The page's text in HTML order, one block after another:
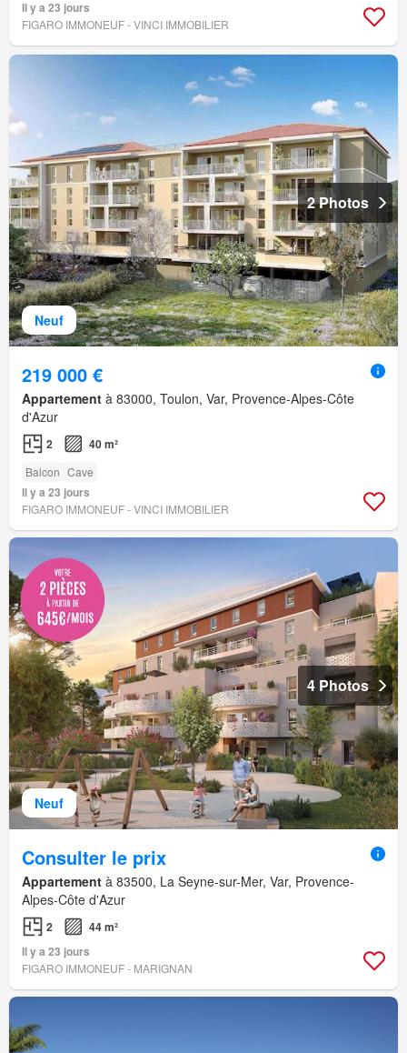
Il y a 23 jours
FIGARO IMMONEUF - VINCI IMMOBILIER
Neuf
2 Photos
219 000 €
Appartement à 83000, Toulon, Var, Provence-Alpes-Côte
d'Azur
2 40 m²
Balcon Cave
Il y a 23 jours
FIGARO IMMONEUF - VINCI IMMOBILIER
Neuf
4 Photos
Consulter le prix
Appartement à 83500, La Seyne-sur-Mer, Var, Provence-
Alpes-Côte d'Azur
2
44 m²
Il y a 23 jours
FIGARO IMMONEUF - MARIGNAN